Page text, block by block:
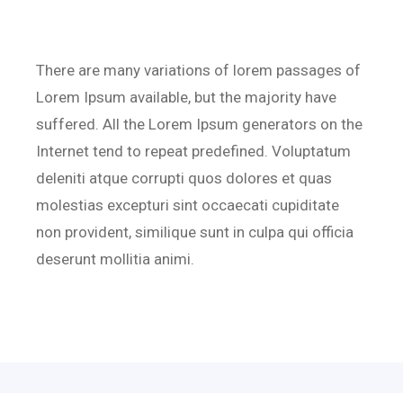
There are many variations of lorem passages of
Lorem Ipsum available, but the majority have
suffered. All the Lorem Ipsum generators on the
Internet tend to repeat predefined. Voluptatum
deleniti atque corrupti quos dolores et quas
molestias excepturi sint occaecati cupiditate
non provident, similique sunt in culpa qui officia
deserunt mollitia animi.